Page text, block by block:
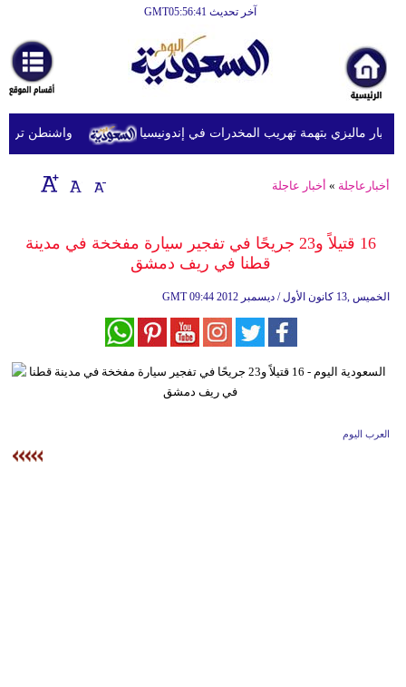
آخر تحديث GMT05:56:41
أخبارعاجلة
رياضة
ثقافة
إقتصاد
وموسيقى
ديكور
واشنطن ترفع ماليزي بتهمة تهريب المخدرات في إندونيسيا
أخبارعاجلة » أخبار عاجلة
16 قتيلاً و23 جريحًا في تفجير سيارة مفخخة في مدينة
قطنا في ريف دمشق
GMT 09:44 2012 الخميس ,13 كانون الأول / ديسمبر
العرب اليوم